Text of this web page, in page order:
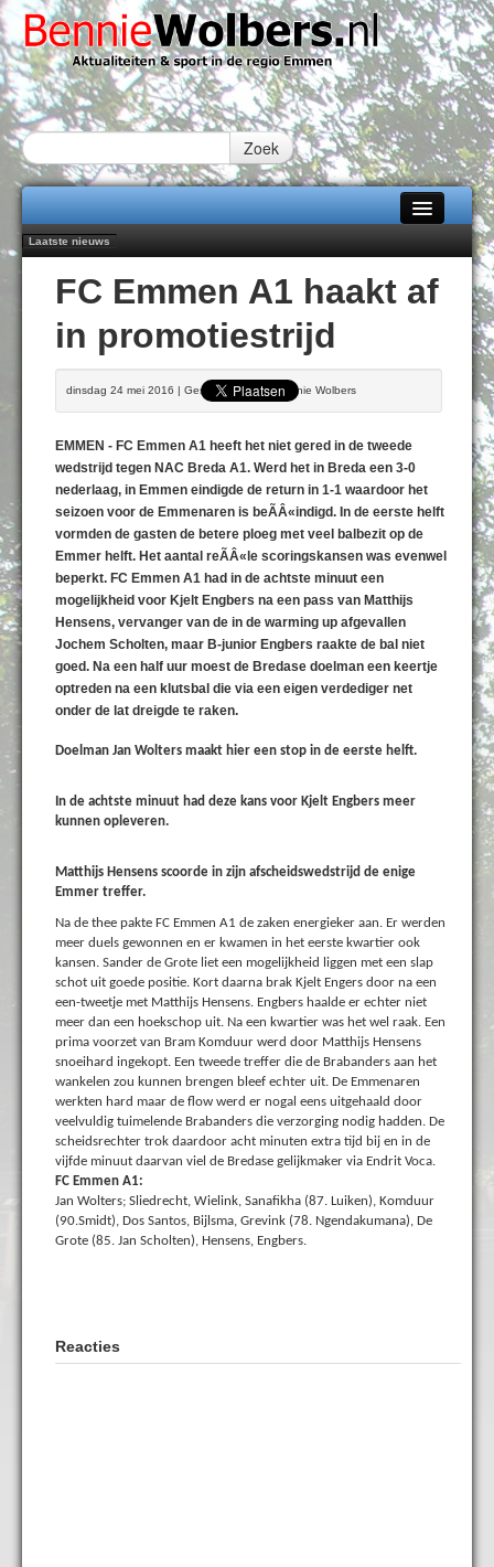
Zoek
Home
Alle categorieën
Over Bennie Wolbers
Fotoboek
Laatste nieuws
Daan Lambers tekent eerste profcontract bij FC Emmen
Jubileumfeest 35 jaar De Amer
Hunzeloopwandeltocht keert op 19 september 2026 terug naar Zuidlaren
102 kaarsen voor eeuwling Mieke Sijbom-Maatje
DONDERDAG 06 AUG 2026
FC Emmen A1 haakt af
in promotiestrijd
dinsdag 24 mei 2016 | Geschreven door Bennie Wolbers
EMMEN - FC Emmen A1 heeft het niet gered in de tweede
wedstrijd tegen NAC Breda A1. Werd het in Breda een 3-0
nederlaag, in Emmen eindigde de return in 1-1 waardoor het
seizoen voor de Emmenaren is beÃÂ«indigd. In de eerste helft
vormden de gasten de betere ploeg met veel balbezit op de
Emmer helft. Het aantal reÃÂ«le scoringskansen was evenwel
beperkt. FC Emmen A1 had in de achtste minuut een
mogelijkheid voor Kjelt Engbers na een pass van Matthijs
Hensens, vervanger van de in de warming up afgevallen
Jochem Scholten, maar B-junior Engbers raakte de bal niet
goed. Na een half uur moest de Bredase doelman een keertje
optreden na een klutsbal die via een eigen verdediger net
onder de lat dreigde te raken.
Doelman Jan Wolters maakt hier een stop in de eerste helft.
In de achtste minuut had deze kans voor Kjelt Engbers meer
kunnen opleveren.
Matthijs Hensens scoorde in zijn afscheidswedstrijd de enige
Emmer treffer.
Na de thee pakte FC Emmen A1 de zaken energieker aan. Er werden
meer duels gewonnen en er kwamen in het eerste kwartier ook
kansen. Sander de Grote liet een mogelijkheid liggen met een slap
schot uit goede positie. Kort daarna brak Kjelt Engers door na een
een-tweetje met Matthijs Hensens. Engbers haalde er echter niet
meer dan een hoekschop uit. Na een kwartier was het wel raak. Een
prima voorzet van Bram Komduur werd door Matthijs Hensens
snoeihard ingekopt. Een tweede treffer die de Brabanders aan het
wankelen zou kunnen brengen bleef echter uit. De Emmenaren
werkten hard maar de flow werd er nogal eens uitgehaald door
veelvuldig tuimelende Brabanders die verzorging nodig hadden. De
scheidsrechter trok daardoor acht minuten extra tijd bij en in de
vijfde minuut daarvan viel de Bredase gelijkmaker via Endrit Voca.
FC Emmen A1:
Jan Wolters; Sliedrecht, Wielink, Sanafikha (87. Luiken), Komduur
(90.Smidt), Dos Santos, Bijlsma, Grevink (78. Ngendakumana), De
Grote (85. Jan Scholten), Hensens, Engbers.
Reacties